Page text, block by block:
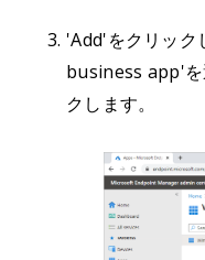
'Add'をクリッ
business app'を
クします。